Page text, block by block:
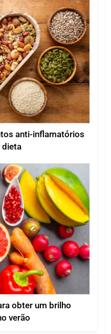
anti-inflamatórios
dieta
obter um brilho
verão